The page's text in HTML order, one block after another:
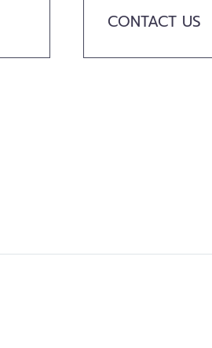
CONTACT US